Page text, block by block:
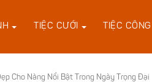
TIỆC CƯỚI TIỆC
Cho Nàng Nổi Bật Trong Ngày Trọng Đại